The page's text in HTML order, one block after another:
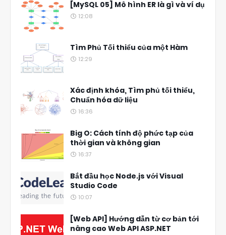
[MySQL 05] Mô hình ER là gì và ví dụ
12:08
Tìm Phủ Tối thiểu của một Hàm
12:29
Xác định khóa, Tìm phủ tối thiểu,
Chuẩn hóa dữ liệu
16:36
Big O: Cách tính độ phức tạp của
thời gian và không gian
16:37
Bắt đầu học Node.js với Visual
Studio Code
10:07
[Web API] Hướng dẫn từ cơ bản tới
nâng cao Web API ASP.NET